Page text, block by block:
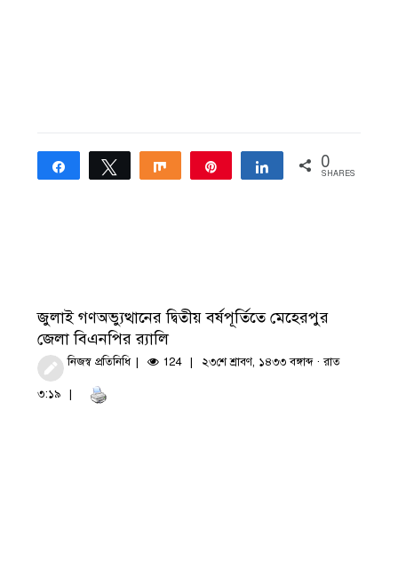
Share Tweet Share Share 0
SHARES
জুলাই গণঅভ্যুত্থানের দ্বিতীয় বর্ষপূর্তিতে মেহেরপুর
জেলা বিএনপির র‍্যালি
নিজস্ব প্রতিনিধি 124 ২৩শে শ্রাবণ, ১৪৩৩ বঙ্গাব্দ · রাত
৩:১৯